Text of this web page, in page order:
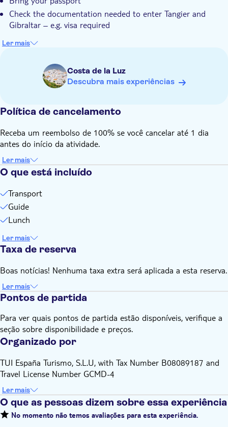
Check the documentation needed to enter Tangier and
Gibraltar – e.g. visa required
Ler mais
Costa de la Luz
Descubra mais experiências
Política de cancelamento
Receba um reembolso de 100% se você cancelar até 1 dia
antes do início da atividade.
Ler mais
O que está incluído
Transport
Guide
Lunch
Ler mais
Taxa de reserva
Boas notícias! Nenhuma taxa extra será aplicada a esta reserva.
Ler mais
Pontos de partida
Para ver quais pontos de partida estão disponíveis, verifique a
seção sobre disponibilidade e preços.
Organizado por
TUI España Turismo, S.L.U, with Tax Number B08089187 and
Travel License Number GCMD-4
Ler mais
O que as pessoas dizem sobre essa experiência
No momento não temos avaliações para esta experiência.